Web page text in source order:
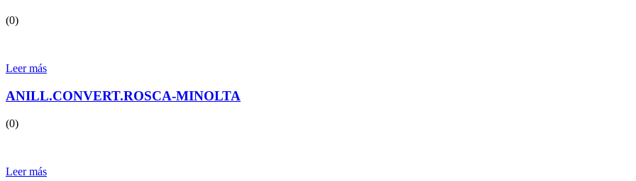
(0)
Leer más
ANILL.CONVERT.ROSCA-MINOLTA
(0)
Leer más